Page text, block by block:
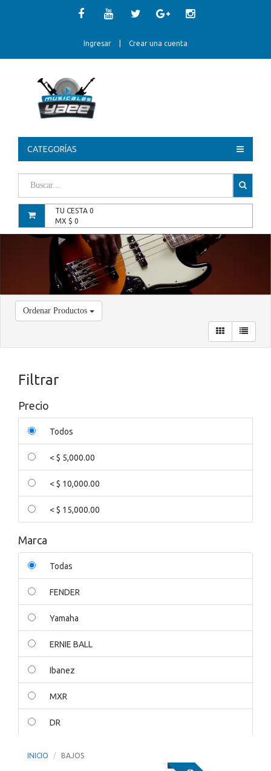
Ingresar Crear una cuenta
CATEGORÍAS
TU CESTA 0
MX $ 0
Ordenar Productos
Filtrar
Precio
Todos
< $ 5,000.00
< $ 10,000.00
< $ 15,000.00
Marca
Todas
FENDER
Yamaha
ERNIE BALL
Ibanez
MXR
DR
INICIO BAJOS